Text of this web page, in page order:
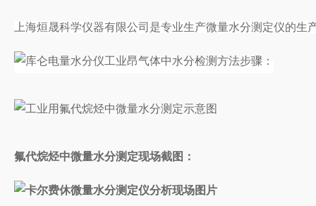
上海烜晟科学仪器有限公司是专业生产微量水分测定仪的
氟代烷烃中微量水分测定现场截图：